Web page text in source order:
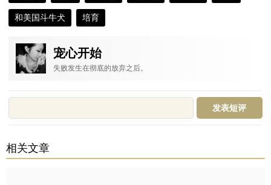
和美国斗牛犬 培育
宠心开始
失败发生在彻底的放弃之后。
相关文章